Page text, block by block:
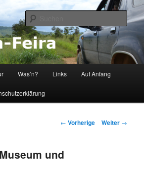
Was’n? Links Auf Anfang
Beitrags-
← Vorherige Weiter →
und